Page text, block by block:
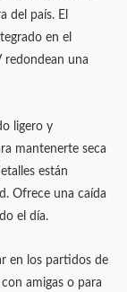
del país. El
en el
redondean una
ligero y
mantenerte seca
están
Ofrece una caída
el día.
en los partidos de
amigas o para